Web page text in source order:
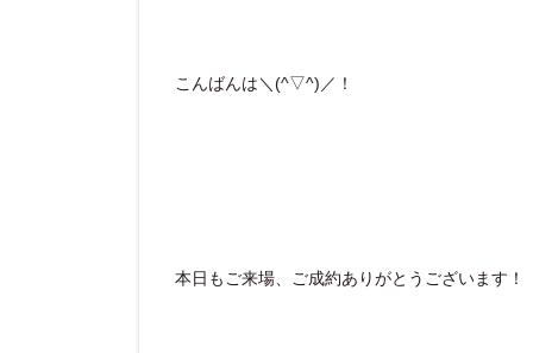
こんばんは＼(^▽^)／！
本日もご来場、ご成約ありがとうございます！